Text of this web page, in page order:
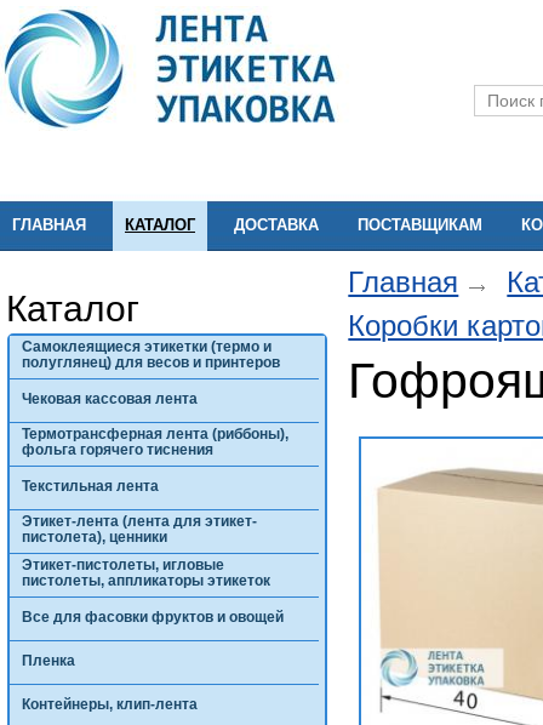
ГЛАВНАЯ КАТАЛОГ ДОСТАВКА ПОСТАВЩИКАМ
Каталог
Самоклеящиеся этикетки (термо и
полуглянец) для весов и принтеров
Чековая кассовая лента
Термотрансферная лента (риббоны),
фольга горячего тиснения
Текстильная лента
Этикет-лента (лента для этикет-
пистолета), ценники
Этикет-пистолеты, игловые
пистолеты, аппликаторы этикеток
Все для фасовки фруктов и овощей
Пленка
Контейнеры, клип-лента
Главная
Коробки